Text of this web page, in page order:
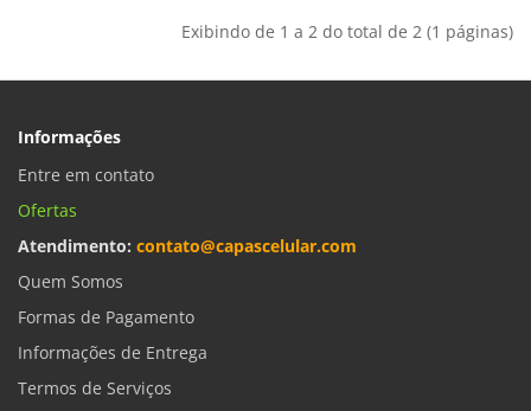
Exibindo de 1 a 2 do total de 2 (1 páginas)
Informações
Entre em contato
Ofertas
Atendimento: contato@capascelular.com
Quem Somos
Formas de Pagamento
Informações de Entrega
Termos de Serviços